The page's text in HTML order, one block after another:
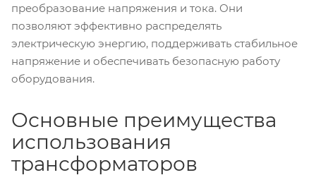
преобразование напряжения и тока. Они
позволяют эффективно распределять
электрическую энергию, поддерживать стабильное
напряжение и обеспечивать безопасную работу
оборудования.
Основные преимущества
использования
трансформаторов